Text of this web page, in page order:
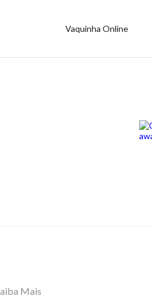
Vaquinha Online
Mais